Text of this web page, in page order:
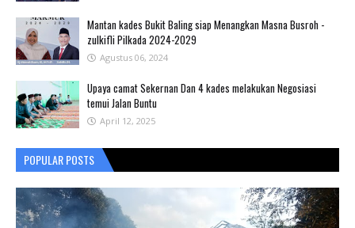
Mantan kades Bukit Baling siap Menangkan Masna Busroh -
zulkifli Pilkada 2024-2029
Agustus 06, 2024
Upaya camat Sekernan Dan 4 kades melakukan Negosiasi
temui Jalan Buntu
April 12, 2025
POPULAR POSTS